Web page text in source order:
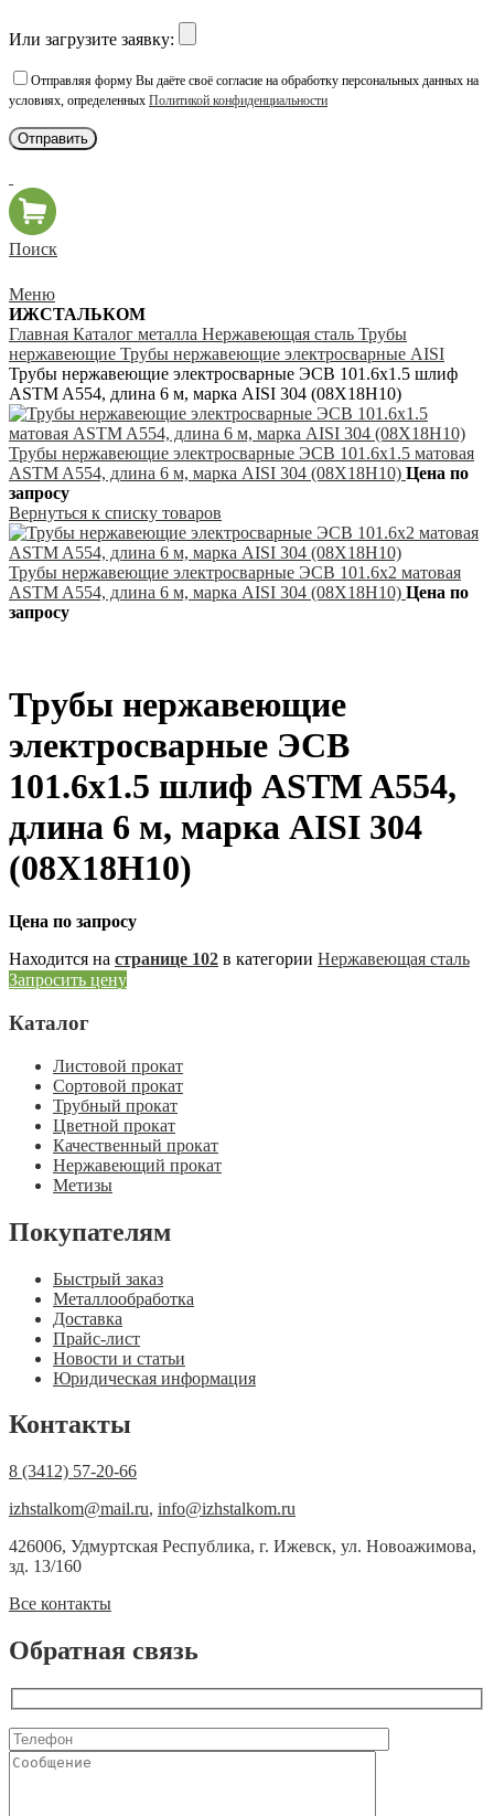
Или загрузите заявку:
Отправляя форму Вы даёте своё согласие на обработку персональных данных на
условиях, определенных Политикой конфиденциальности
Поиск
Меню
ИЖСТАЛЬКОМ
Главная Каталог металла Нержавеющая сталь Трубы
нержавеющие Трубы нержавеющие электросварные AISI
Трубы нержавеющие электросварные ЭСВ 101.6х1.5 шлиф
ASTM A554, длина 6 м, марка AISI 304 (08Х18Н10)
Трубы нержавеющие электросварные ЭСВ 101.6х1.5 матовая
ASTM A554, длина 6 м, марка AISI 304 (08Х18Н10) Цена по
запросу
Вернуться к списку товаров
Трубы нержавеющие электросварные ЭСВ 101.6х2 матовая
ASTM A554, длина 6 м, марка AISI 304 (08Х18Н10) Цена по
запросу
Трубы нержавеющие
электросварные ЭСВ
101.6х1.5 шлиф ASTM A554,
длина 6 м, марка AISI 304
(08Х18Н10)
Цена по запросу
Находится на странице 102 в категории Нержавеющая сталь
Запросить цену
Каталог
Листовой прокат
Сортовой прокат
Трубный прокат
Цветной прокат
Качественный прокат
Нержавеющий прокат
Метизы
Покупателям
Быстрый заказ
Металлообработка
Доставка
Прайс-лист
Новости и статьи
Юридическая информация
Контакты
8 (3412) 57-20-66
izhstalkom@mail.ru, info@izhstalkom.ru
426006, Удмуртская Республика, г. Ижевск, ул. Новоажимова,
зд. 13/160
Все контакты
Обратная связь